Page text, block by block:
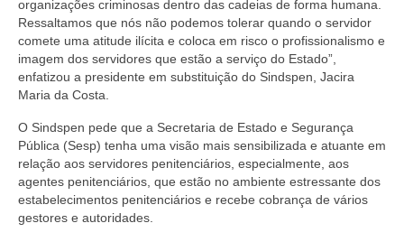
Filie-se
Notícias Gerais
Artigos
Nota de Falecimento
Notícias
organizações criminosas dentro das cadeias de forma humana.
Ressaltamos que nós não podemos tolerar quando o servidor
comete uma atitude ilícita e coloca em risco o profissionalismo e
imagem dos servidores que estão a serviço do Estado”,
enfatizou a presidente em substituição do Sindspen, Jacira
Maria da Costa.
O Sindspen pede que a Secretaria de Estado e Segurança
Pública (Sesp) tenha uma visão mais sensibilizada e atuante em
relação aos servidores penitenciários, especialmente, aos
agentes penitenciários, que estão no ambiente estressante dos
estabelecimentos penitenciários e recebe cobrança de vários
gestores e autoridades.